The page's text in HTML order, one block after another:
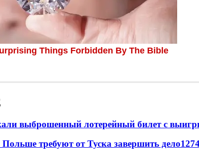
выброшенный лотерейный билет с
требуют от Туска завершить дело